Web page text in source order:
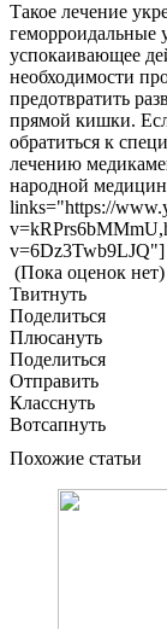
Такое лечение
геморроидальные
успокаивающее
необходимости
предотвратить
прямой кишки.
обратиться к
лечению
народной
links="https://
v=6Dz3Twb9LJQ"]
(Пока оценок нет)
Твитнуть
Поделиться
Плюсануть
Поделиться
Отправить
Класснуть
Вотсапнуть
Похожие статьи